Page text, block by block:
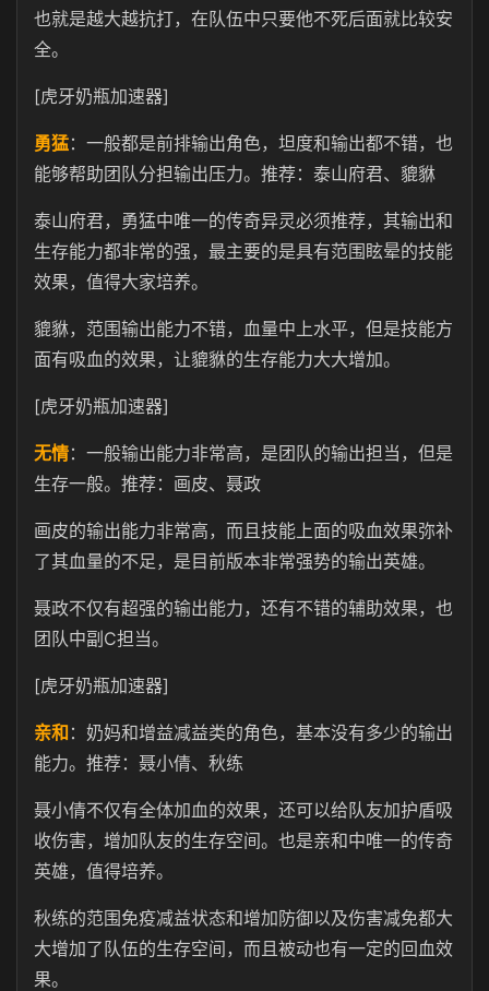
也就是越大越抗打，在队伍中只要他不死后面就比较安
全。
[虎牙奶瓶加速器]
勇猛：一般都是前排输出角色，坦度和输出都不错，也
能够帮助团队分担输出压力。推荐：泰山府君、貔貅
泰山府君，勇猛中唯一的传奇异灵必须推荐，其输出和
生存能力都非常的强，最主要的是具有范围眩晕的技能
效果，值得大家培养。
貔貅，范围输出能力不错，血量中上水平，但是技能方
面有吸血的效果，让貔貅的生存能力大大增加。
[虎牙奶瓶加速器]
无情：一般输出能力非常高，是团队的输出担当，但是
生存一般。推荐：画皮、聂政
画皮的输出能力非常高，而且技能上面的吸血效果弥补
了其血量的不足，是目前版本非常强势的输出英雄。
聂政不仅有超强的输出能力，还有不错的辅助效果，也
团队中副C担当。
[虎牙奶瓶加速器]
亲和 ：奶妈和增益减益类的角色，基本没有多少的输出
能力。推荐：聂小倩、秋练
聂小倩不仅有全体加血的效果，还可以给队友加护盾吸
收伤害，增加队友的生存空间。也是亲和中唯一的传奇
英雄，值得培养。
秋练的范围免疫减益状态和增加防御以及伤害减免都大
大增加了队伍的生存空间，而且被动也有一定的回血效
果。